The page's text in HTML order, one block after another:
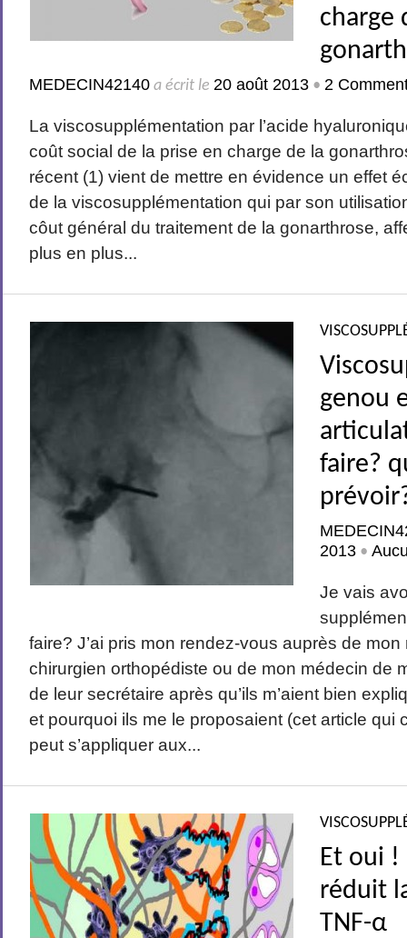
charge
MEDECIN42140 a écrit le20 août 2013 •2
La viscosupplémentation par l’acide
coût social de la prise en charge de la
récent (1) vient de mettre en évidence un effet
de la viscosupplémentation qui par son
côut général du traitement de la gonarthrose,
plus en plus...
genou
faire?
2013 •
Je vais
faire? J’ai pris mon rendez-vous auprès de
chirurgien orthopédiste ou de mon médecin de
de leur secrétaire après qu’ils m’aient bien
et pourquoi ils me le proposaient (cet article qui
peut s’appliquer aux...
Et oui
réduit
TNF-α